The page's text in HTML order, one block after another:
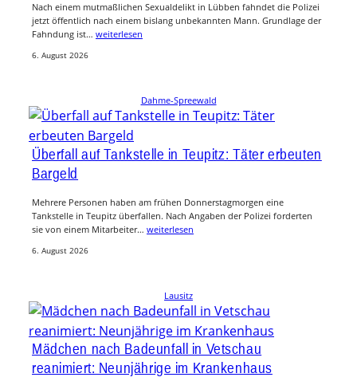
Nach einem mutmaßlichen Sexualdelikt in Lübben fahndet die Polizei
jetzt öffentlich nach einem bislang unbekannten Mann. Grundlage der
Fahndung ist… weiterlesen
6. August 2026
Dahme-Spreewald
Überfall auf Tankstelle in Teupitz: Täter erbeuten
Bargeld
Mehrere Personen haben am frühen Donnerstagmorgen eine
Tankstelle in Teupitz überfallen. Nach Angaben der Polizei forderten
sie von einem Mitarbeiter… weiterlesen
6. August 2026
Lausitz
Mädchen nach Badeunfall in Vetschau
reanimiert: Neunjährige im Krankenhaus